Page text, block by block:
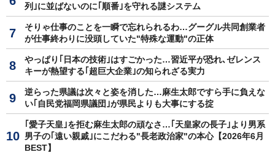
列｣に並ばないのに｢順番｣を守れる謎システム
そりゃ仕事のことを一瞬で忘れられるわ…グーグル共同創業者
が仕事終わりに没頭していた"特殊な運動"の正体
やっぱり｢日本の技術｣はすごかった…習近平が恐れ､ゼレンス
キーが熱望する｢超巨大企業｣の知られざる実力
逆らった県議は次々と姿を消した…麻生太郎ですら手に負えな
い｢自民党福岡県議団｣が県民よりも大事にする掟
｢愛子天皇｣を拒む麻生太郎の頑なさ…｢天皇家の長子｣より男系
男子の｢遠い親戚｣にこだわる"長老政治家"の本心【2026年6月
BEST】